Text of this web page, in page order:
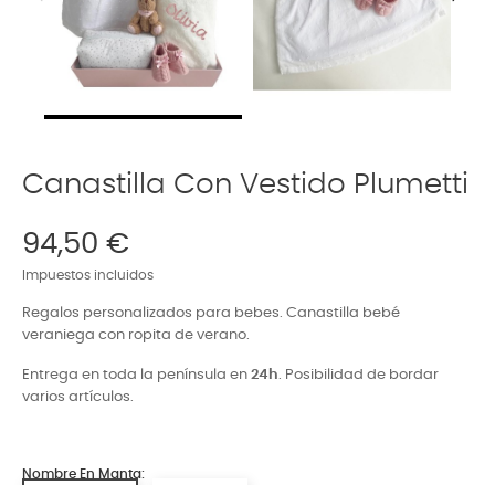
Canastilla Con Vestido Plumetti
94,50 €
Impuestos incluidos
Regalos personalizados para bebes. Canastilla bebé
veraniega con ropita de verano.
Entrega en toda la península en 24h. Posibilidad de bordar
varios artículos.
Nombre En Manta: